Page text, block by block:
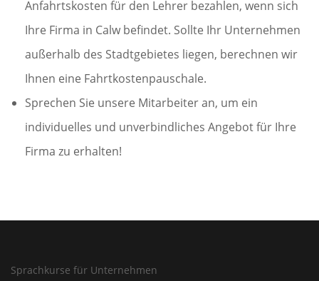
Anfahrtskosten für den Lehrer bezahlen, wenn sich
Ihre Firma in Calw befindet. Sollte Ihr Unternehmen
außerhalb des Stadtgebietes liegen, berechnen wir
Ihnen eine Fahrtkostenpauschale.
Sprechen Sie unsere Mitarbeiter an, um ein
individuelles und unverbindliches Angebot für Ihre
Firma zu erhalten!
Sprachkurse für Unternehmen